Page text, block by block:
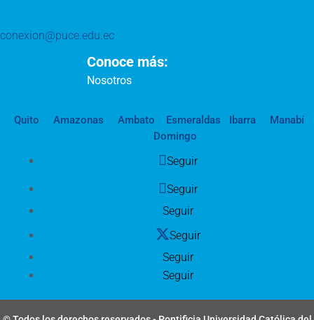
conexion@puce.edu.ec
Conoce más:
Nosotros
Quito Amazonas Ambato Esmeraldas Ibarra
Manabí
Domingo
Seguir
Seguir
Seguir
Seguir
Seguir
Seguir